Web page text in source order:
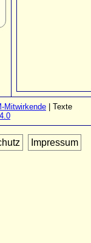
Mitwirkende | Texte
Impressum